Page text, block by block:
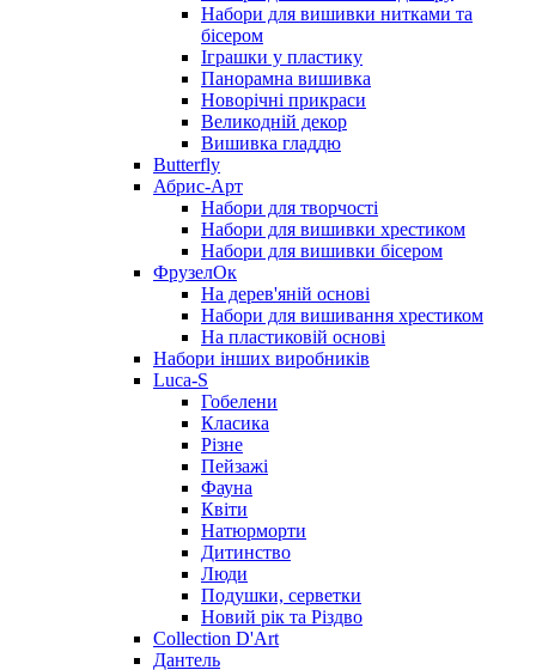
Набори для вишивки нитками та
бісером
Іграшки у пластику
Панорамна вишивка
Новорічні прикраси
Великодній декор
Вишивка гладдю
Butterfly
Абрис-Арт
Набори для творчості
Набори для вишивки хрестиком
Набори для вишивки бісером
ФрузелОк
На дерев'яній основі
Набори для вишивання хрестиком
На пластиковій основі
Набори інших виробників
Luca-S
Гобелени
Класика
Різне
Пейзажі
Фауна
Квіти
Натюрморти
Дитинство
Люди
Подушки, серветки
Новий рік та Різдво
Collection D'Art
Дантель